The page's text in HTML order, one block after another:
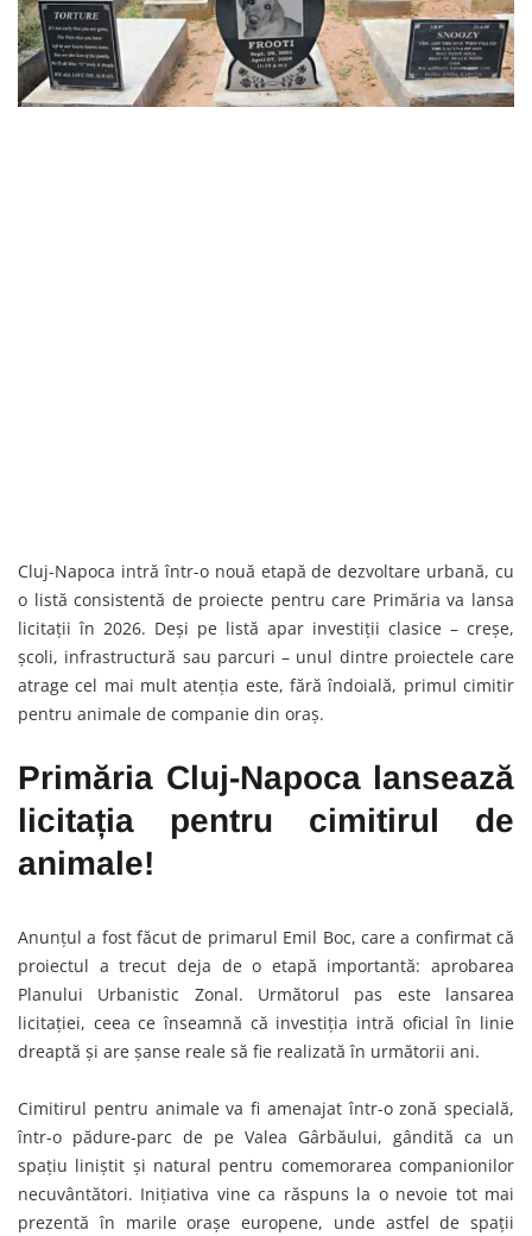
Cluj-Napoca intră într-o nouă etapă de dezvoltare urbană, cu
o listă consistentă de proiecte pentru care Primăria va lansa
licitații în 2026. Deși pe listă apar investiții clasice – creșe,
școli, infrastructură sau parcuri – unul dintre proiectele care
atrage cel mai mult atenția este, fără îndoială, primul cimitir
pentru animale de companie din oraș.
Primăria Cluj-Napoca lansează
licitația pentru cimitirul de
animale!
Anunțul a fost făcut de primarul Emil Boc, care a confirmat că
proiectul a trecut deja de o etapă importantă: aprobarea
Planului Urbanistic Zonal. Următorul pas este lansarea
licitației, ceea ce înseamnă că investiția intră oficial în linie
dreaptă și are șanse reale să fie realizată în următorii ani.
Cimitirul pentru animale va fi amenajat într-o zonă specială,
într-o pădure-parc de pe Valea Gârbăului, gândită ca un
spațiu liniștit și natural pentru comemorarea companionilor
necuvântători. Inițiativa vine ca răspuns la o nevoie tot mai
prezentă în marile orașe europene, unde astfel de spații